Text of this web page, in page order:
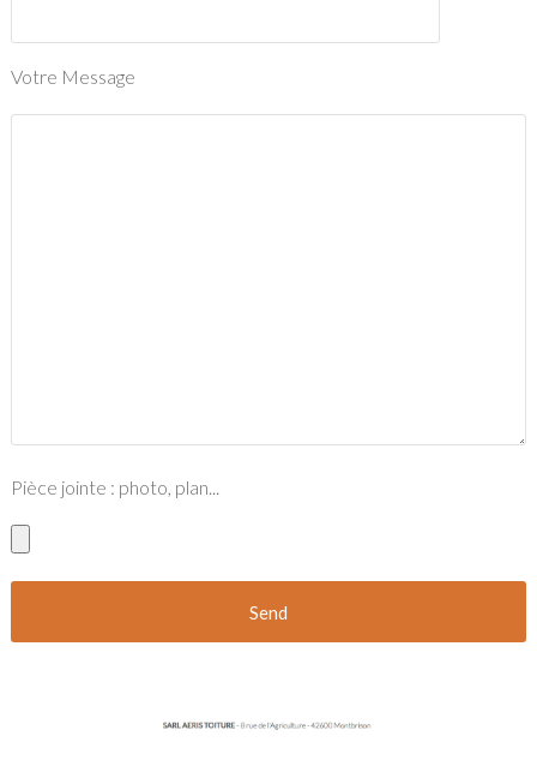
Votre Message
Pièce jointe : photo, plan...